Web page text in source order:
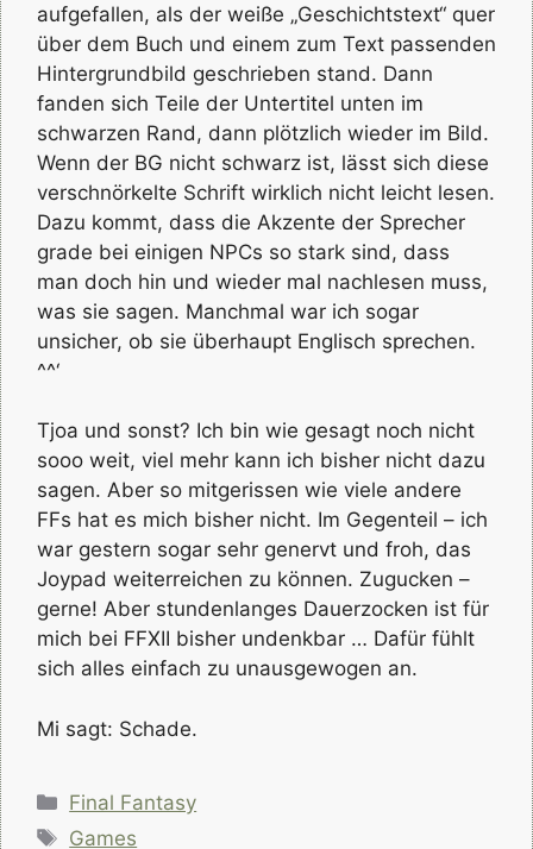
aufgefallen, als der weiße „Geschichtstext“ quer
über dem Buch und einem zum Text passenden
Hintergrundbild geschrieben stand. Dann
fanden sich Teile der Untertitel unten im
schwarzen Rand, dann plötzlich wieder im Bild.
Wenn der BG nicht schwarz ist, lässt sich diese
verschnörkelte Schrift wirklich nicht leicht lesen.
Dazu kommt, dass die Akzente der Sprecher
grade bei einigen NPCs so stark sind, dass
man doch hin und wieder mal nachlesen muss,
was sie sagen. Manchmal war ich sogar
unsicher, ob sie überhaupt Englisch sprechen.
^^‘
Tjoa und sonst? Ich bin wie gesagt noch nicht
sooo weit, viel mehr kann ich bisher nicht dazu
sagen. Aber so mitgerissen wie viele andere
FFs hat es mich bisher nicht. Im Gegenteil – ich
war gestern sogar sehr genervt und froh, das
Joypad weiterreichen zu können. Zugucken –
gerne! Aber stundenlanges Dauerzocken ist für
mich bei FFXII bisher undenkbar … Dafür fühlt
sich alles einfach zu unausgewogen an.
Mi sagt: Schade.
Kategorien
Final Fantasy
Schlagwörter
Games